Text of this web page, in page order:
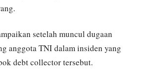
setelah muncul dugaan
anggota TNI dalam insiden yang
debt collector tersebut.